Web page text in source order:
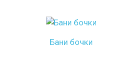
Бани бочки